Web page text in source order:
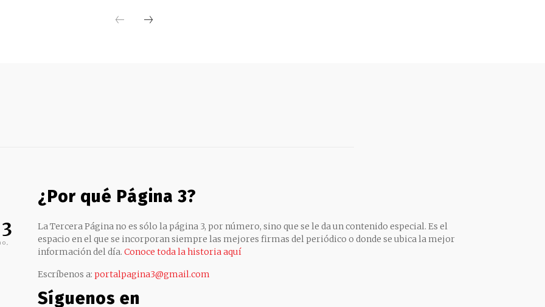
¿Por qué Página 3?
La Tercera Página no es sólo la página 3, por número, sino que se le da un contenido especial. Es el
espacio en el que se incorporan siempre las mejores firmas del periódico o donde se ubica la mejor
información del día. Conoce toda la historia aquí
Escríbenos a: portalpagina3@gmail.com
Síguenos en